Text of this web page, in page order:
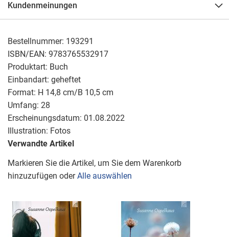
Bestellnummer: 193291
ISBN/EAN: 9783765532917
Produktart: Buch
Einbandart: geheftet
Format: H 14,8 cm/B 10,5 cm
Umfang: 28
Erscheinungsdatum: 01.08.2022
Illustration: Fotos
Kundenmeinungen
Verwandte Artikel
Markieren Sie die Artikel, um Sie dem Warenkorb
hinzuzufügen oderAlle auswählen